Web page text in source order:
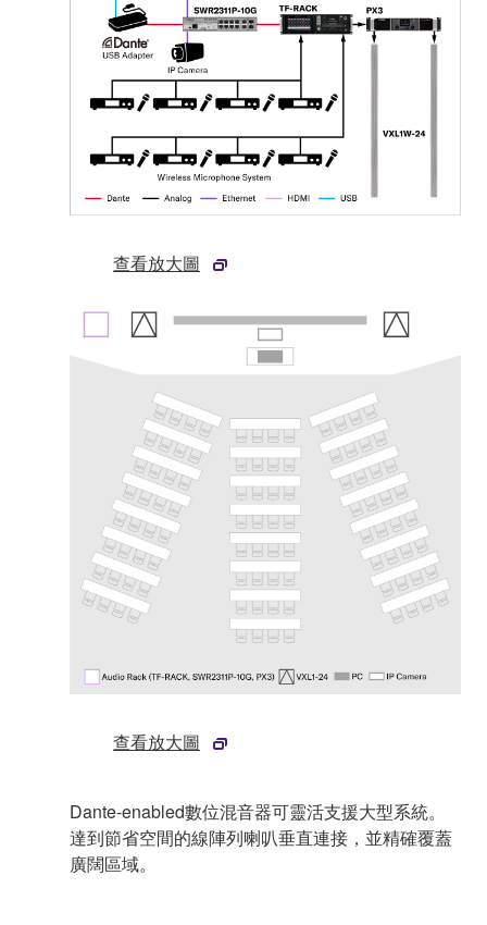
查看放大圖
查看放大圖
Dante-enabled數位混音器可靈活支援大型系統。
達到節省空間的線陣列喇叭垂直連接，並精確覆蓋
廣闊區域。